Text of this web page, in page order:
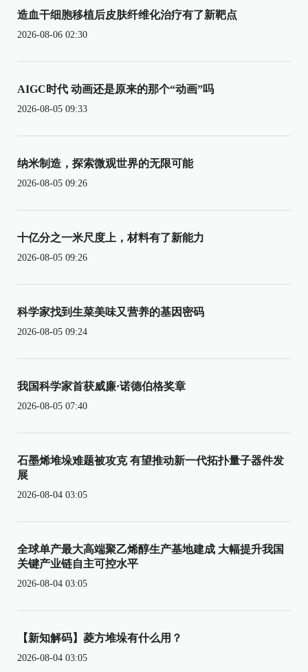
造血干细胞移植后皮肤纤维化治疗有了新靶点
2026-08-06 02:30
AIGC时代 动画还是原来的那个“动画”吗
2026-08-05 09:33
纳米制造，探索微观世界的无限可能
2026-08-05 09:26
十亿分之一米尺度上，材料有了新能力
2026-08-05 09:26
科学家找到生菜美味又营养的基因密码
2026-08-05 09:24
我国科学家首获威廉·诺德伯格奖章
2026-08-05 07:40
石墨烯堆垛难题被攻克 有望推动新一代拓扑量子器件发
展
2026-08-04 03:05
全球单产最大高端聚乙烯醇生产基地建成 大幅提升我国
关键产业链自主可控水平
2026-08-04 03:05
【新知解码】菱方堆垛有什么用？
2026-08-04 03:05